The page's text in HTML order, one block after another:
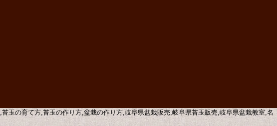
の育て方,苔玉の作り方,盆栽の作り方,岐阜県盆栽販売,岐阜県苔玉販売,岐阜県盆栽教室,名